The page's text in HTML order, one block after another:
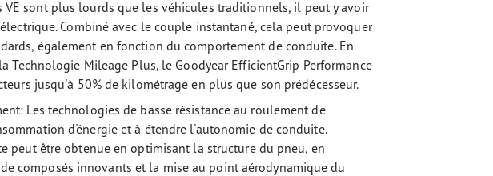
VE sont plus lourds que les véhicules traditionnels, il peut y avoir
Combiné avec le couple instantané, cela peut provoquer
également en fonction du comportement de conduite. En
Mileage Plus, le Goodyear EfficientGrip Performance
jusqu'à 50% de kilométrage en plus que son prédécesseur.
Les technologies de basse résistance au roulement de
d'énergie et à étendre l'autonomie de conduite.
peut être obtenue en optimisant la structure du pneu, en
composés innovants et la mise au point aérodynamique du